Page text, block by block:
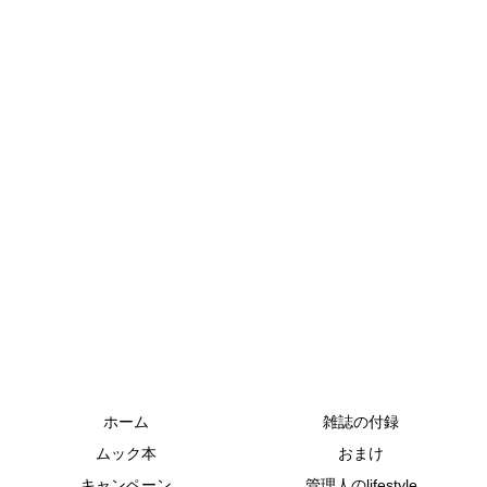
ホーム
雑誌の付録
ムック本
おまけ